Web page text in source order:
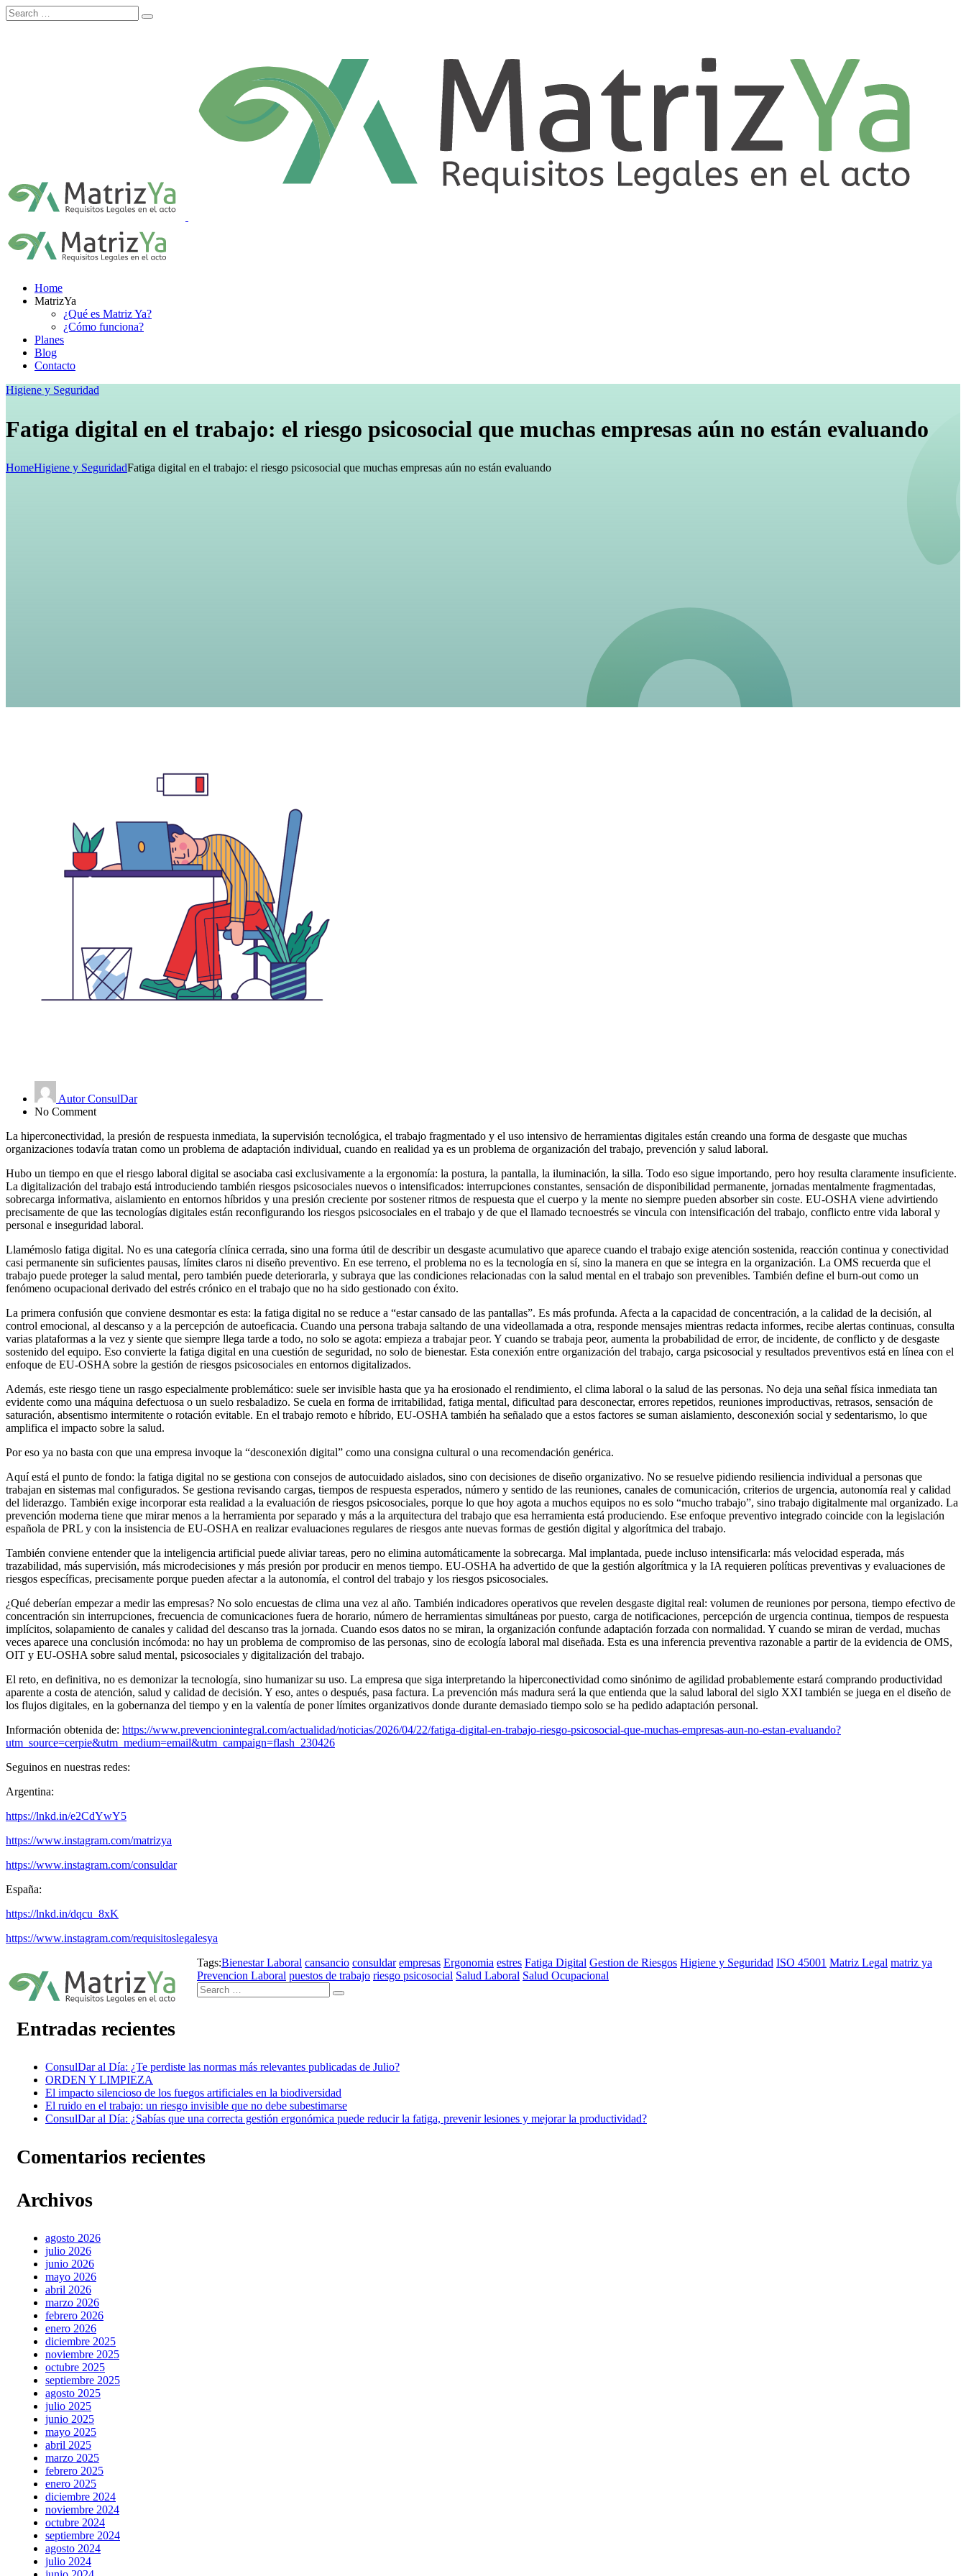
Skip
to
Home
MatrizYa
¿Qué es Matriz Ya?
¿Cómo funciona?
Planes
Blog
Contacto
Higiene y Seguridad
Fatiga digital en el trabajo: el riesgo psicosocial que muchas empresas aún no están evaluando
HomeHigiene y SeguridadFatiga digital en el trabajo: el riesgo psicosocial que muchas empresas aún no están evaluando
Autor ConsulDar
No Comment
La hiperconectividad, la presión de respuesta inmediata, la supervisión tecnológica, el trabajo fragmentado y el uso intensivo de herramientas digitales están creando una forma de desgaste que muchas
organizaciones todavía tratan como un problema de adaptación individual, cuando en realidad ya es un problema de organización del trabajo, prevención y salud laboral.
Hubo un tiempo en que el riesgo laboral digital se asociaba casi exclusivamente a la ergonomía: la postura, la pantalla, la iluminación, la silla. Todo eso sigue importando, pero hoy resulta claramente insuficiente.
La digitalización del trabajo está introduciendo también riesgos psicosociales nuevos o intensificados: interrupciones constantes, sensación de disponibilidad permanente, jornadas mentalmente fragmentadas,
sobrecarga informativa, aislamiento en entornos híbridos y una presión creciente por sostener ritmos de respuesta que el cuerpo y la mente no siempre pueden absorber sin coste. EU-OSHA viene advirtiendo
precisamente de que las tecnologías digitales están reconfigurando los riesgos psicosociales en el trabajo y de que el llamado tecnoestrés se vincula con intensificación del trabajo, conflicto entre vida laboral y
personal e inseguridad laboral.
Llamémoslo fatiga digital. No es una categoría clínica cerrada, sino una forma útil de describir un desgaste acumulativo que aparece cuando el trabajo exige atención sostenida, reacción continua y conectividad
casi permanente sin suficientes pausas, límites claros ni diseño preventivo. En ese terreno, el problema no es la tecnología en sí, sino la manera en que se integra en la organización. La OMS recuerda que el
trabajo puede proteger la salud mental, pero también puede deteriorarla, y subraya que las condiciones relacionadas con la salud mental en el trabajo son prevenibles. También define el burn-out como un
fenómeno ocupacional derivado del estrés crónico en el trabajo que no ha sido gestionado con éxito.
La primera confusión que conviene desmontar es esta: la fatiga digital no se reduce a “estar cansado de las pantallas”. Es más profunda. Afecta a la capacidad de concentración, a la calidad de la decisión, al
control emocional, al descanso y a la percepción de autoeficacia. Cuando una persona trabaja saltando de una videollamada a otra, responde mensajes mientras redacta informes, recibe alertas continuas, consulta
varias plataformas a la vez y siente que siempre llega tarde a todo, no solo se agota: empieza a trabajar peor. Y cuando se trabaja peor, aumenta la probabilidad de error, de incidente, de conflicto y de desgaste
sostenido del equipo. Eso convierte la fatiga digital en una cuestión de seguridad, no solo de bienestar. Esta conexión entre organización del trabajo, carga psicosocial y resultados preventivos está en línea con el
enfoque de EU-OSHA sobre la gestión de riesgos psicosociales en entornos digitalizados.
Además, este riesgo tiene un rasgo especialmente problemático: suele ser invisible hasta que ya ha erosionado el rendimiento, el clima laboral o la salud de las personas. No deja una señal física inmediata tan
evidente como una máquina defectuosa o un suelo resbaladizo. Se cuela en forma de irritabilidad, fatiga mental, dificultad para desconectar, errores repetidos, reuniones improductivas, retrasos, sensación de
saturación, absentismo intermitente o rotación evitable. En el trabajo remoto e híbrido, EU-OSHA también ha señalado que a estos factores se suman aislamiento, desconexión social y sedentarismo, lo que
amplifica el impacto sobre la salud.
Por eso ya no basta con que una empresa invoque la “desconexión digital” como una consigna cultural o una recomendación genérica.
Aquí está el punto de fondo: la fatiga digital no se gestiona con consejos de autocuidado aislados, sino con decisiones de diseño organizativo. No se resuelve pidiendo resiliencia individual a personas que
trabajan en sistemas mal configurados. Se gestiona revisando cargas, tiempos de respuesta esperados, número y sentido de las reuniones, canales de comunicación, criterios de urgencia, autonomía real y calidad
del liderazgo. También exige incorporar esta realidad a la evaluación de riesgos psicosociales, porque lo que hoy agota a muchos equipos no es solo “mucho trabajo”, sino trabajo digitalmente mal organizado. La
prevención moderna tiene que mirar menos a la herramienta por separado y más a la arquitectura del trabajo que esa herramienta está produciendo. Ese enfoque preventivo integrado coincide con la legislación
española de PRL y con la insistencia de EU-OSHA en realizar evaluaciones regulares de riesgos ante nuevas formas de gestión digital y algorítmica del trabajo.
También conviene entender que la inteligencia artificial puede aliviar tareas, pero no elimina automáticamente la sobrecarga. Mal implantada, puede incluso intensificarla: más velocidad esperada, más
trazabilidad, más supervisión, más microdecisiones y más presión por producir en menos tiempo. EU-OSHA ha advertido de que la gestión algorítmica y la IA requieren políticas preventivas y evaluaciones de
riesgos específicas, precisamente porque pueden afectar a la autonomía, el control del trabajo y los riesgos psicosociales.
¿Qué deberían empezar a medir las empresas? No solo encuestas de clima una vez al año. También indicadores operativos que revelen desgaste digital real: volumen de reuniones por persona, tiempo efectivo de
concentración sin interrupciones, frecuencia de comunicaciones fuera de horario, número de herramientas simultáneas por puesto, carga de notificaciones, percepción de urgencia continua, tiempos de respuesta
implícitos, solapamiento de canales y calidad del descanso tras la jornada. Cuando esos datos no se miran, la organización confunde adaptación forzada con normalidad. Y cuando se miran de verdad, muchas
veces aparece una conclusión incómoda: no hay un problema de compromiso de las personas, sino de ecología laboral mal diseñada. Esta es una inferencia preventiva razonable a partir de la evidencia de OMS,
OIT y EU-OSHA sobre salud mental, psicosociales y digitalización del trabajo.
El reto, en definitiva, no es demonizar la tecnología, sino humanizar su uso. La empresa que siga interpretando la hiperconectividad como sinónimo de agilidad probablemente estará comprando productividad
aparente a costa de atención, salud y calidad de decisión. Y eso, antes o después, pasa factura. La prevención más madura será la que entienda que la salud laboral del siglo XXI también se juega en el diseño de
los flujos digitales, en la gobernanza del tiempo y en la valentía de poner límites organizativos donde durante demasiado tiempo solo se ha pedido adaptación personal.
Información obtenida de: https://www.prevencionintegral.com/actualidad/noticias/2026/04/22/fatiga-digital-en-trabajo-riesgo-psicosocial-que-muchas-empresas-aun-no-estan-evaluando?
utm_source=cerpie&utm_medium=email&utm_campaign=flash_230426
Seguinos en nuestras redes:
Argentina:
https://lnkd.in/e2CdYwY5
https://www.instagram.com/matrizya
https://www.instagram.com/consuldar
España:
https://lnkd.in/dqcu_8xK
https://www.instagram.com/requisitoslegalesya
Tags:Bienestar Laboral cansancio consuldar empresas Ergonomia estres Fatiga Digital Gestion de Riesgos Higiene y Seguridad ISO 45001 Matriz Legal matriz ya
Prevencion Laboral puestos de trabajo riesgo psicosocial Salud Laboral Salud Ocupacional
Entradas recientes
ConsulDar al Día: ¿Te perdiste las normas más relevantes publicadas de Julio?
ORDEN Y LIMPIEZA
El impacto silencioso de los fuegos artificiales en la biodiversidad
El ruido en el trabajo: un riesgo invisible que no debe subestimarse
ConsulDar al Día: ¿Sabías que una correcta gestión ergonómica puede reducir la fatiga, prevenir lesiones y mejorar la productividad?
Comentarios recientes
Archivos
agosto 2026
julio 2026
junio 2026
mayo 2026
abril 2026
marzo 2026
febrero 2026
enero 2026
diciembre 2025
noviembre 2025
octubre 2025
septiembre 2025
agosto 2025
julio 2025
junio 2025
mayo 2025
abril 2025
marzo 2025
febrero 2025
enero 2025
diciembre 2024
noviembre 2024
octubre 2024
septiembre 2024
agosto 2024
julio 2024